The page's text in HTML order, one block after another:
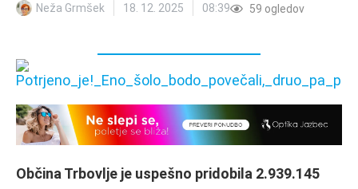
Neža Grmšek 18. 12. 2025 08:39 59 ogledov
Občina Trbovlje je uspešno pridobila 2.939.145